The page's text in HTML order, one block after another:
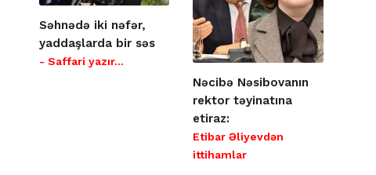
Səhnədə iki nəfər,
yaddaşlarda bir səs
- Saffari yazır…
Nəcibə Nəsibovanın
rektor təyinatına
etiraz:
Etibar Əliyevdən
ittihamlar